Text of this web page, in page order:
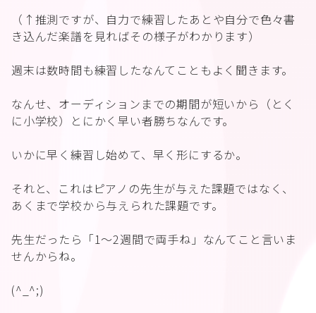
（↑推測ですが、自力で練習したあとや自分で色々書
き込んだ楽譜を見ればその様子がわかります）
週末は数時間も練習したなんてこともよく聞きます。
なんせ、オーディションまでの期間が短いから（とく
に小学校）とにかく早い者勝ちなんです。
いかに早く練習し始めて、早く形にするか。
それと、これはピアノの先生が与えた課題ではなく、
あくまで学校から与えられた課題です。
先生だったら「1～2週間で両手ね」なんてこと言いま
せんからね。
(^_^;)